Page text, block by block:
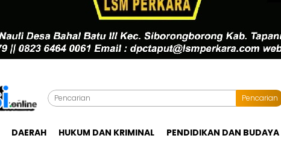
Pencarian
DAERAH HUKUM DAN KRIMINAL PENDIDIKAN DAN BUDAYA